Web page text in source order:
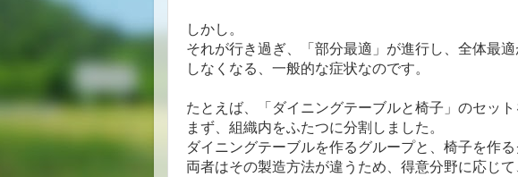
しかし。
それが行き過ぎ、「部分最適」が進行し、全体最
しなくなる、一般的な症状なのです。
たとえば、「ダイニングテーブルと椅子」のセット
まず、組織内をふたつに分割しました。
ダイニングテーブルを作るグループと、椅子を作る
両者はその製造方法が違うため、得意分野に応じ